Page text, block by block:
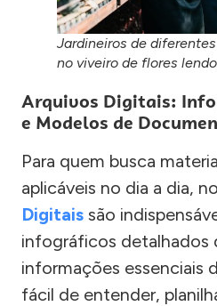
Jardineiros de
no viveiro de flores
Arquivos Digitais:
e Modelos de
Para quem busca
aplicáveis no dia a dia,
Digitais são
infográficos detalhados
informações essenciais
fácil de entender,